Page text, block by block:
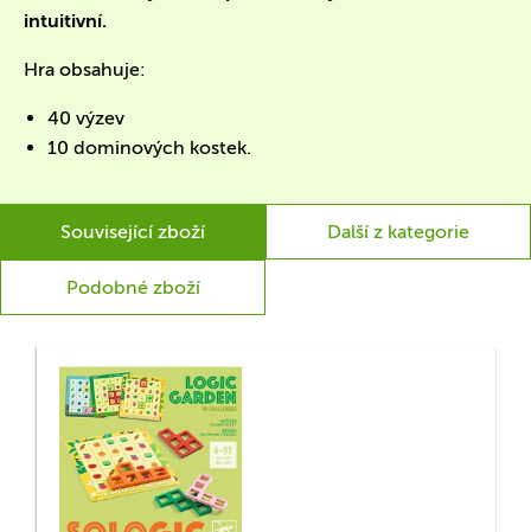
intuitivní.
Hra obsahuje:
40 výzev
10 dominových kostek.
Související zboží Další z kategorie
Podobné zboží